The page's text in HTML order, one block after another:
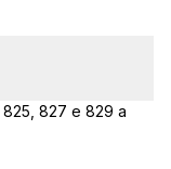
825, 827 e 829 a